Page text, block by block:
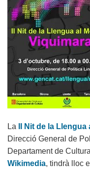
La II Nit de la Llengua
Direcció General de
Departament de
Wikimedia, tindrà lloc